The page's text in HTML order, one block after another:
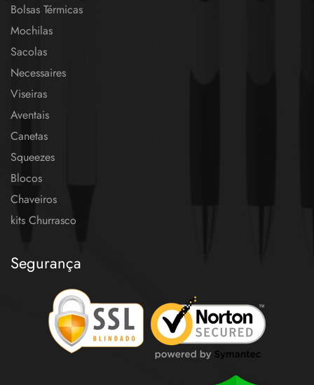
Bolsas Térmicas
Mochilas
Sacolas
Necessaires
Viseiras
Aventais
Canetas
Squeezes
Blocos
Chaveiros
kits Churrasco
Segurança